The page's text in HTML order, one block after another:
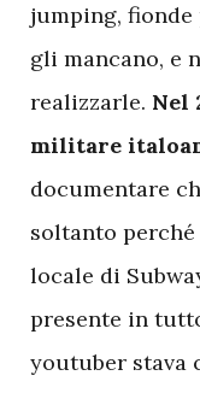
jumping, fionde
gli mancano, e
realizzarle. Nel
militare
documentare
soltanto
locale di
presente in
youtuber stava